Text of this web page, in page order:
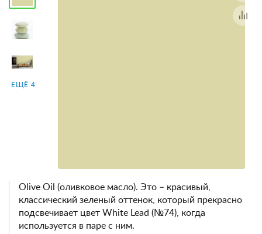
ЕЩЁ 4
Olive Oil (оливковое масло). Это – красивый,
классический зеленый оттенок, который прекрасно
подсвечивает цвет White Lead (№74), когда
используется в паре с ним.